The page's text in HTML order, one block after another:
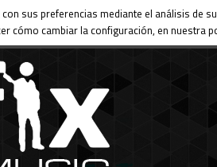
sus preferencias mediante el análisis de
cómo cambiar la configuración, en nuestra